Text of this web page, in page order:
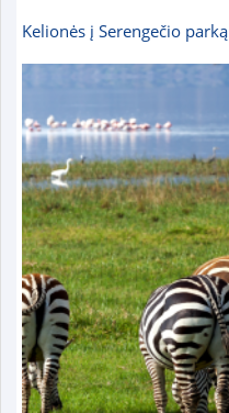
Kelionės į Serengečio parką